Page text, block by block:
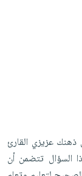
ذهنك عزيزي القارئ
السؤال تتضمن أن